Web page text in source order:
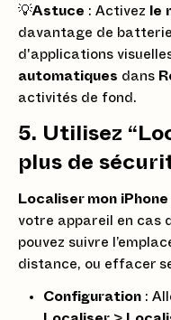
💡Astuce : Activez le
davantage de
d'applications
automatiques dans
activités de fond.
5. Utilisez
plus de
Localiser mon iPhone
votre appareil en cas
pouvez suivre
distance, ou effacer
Configuration :